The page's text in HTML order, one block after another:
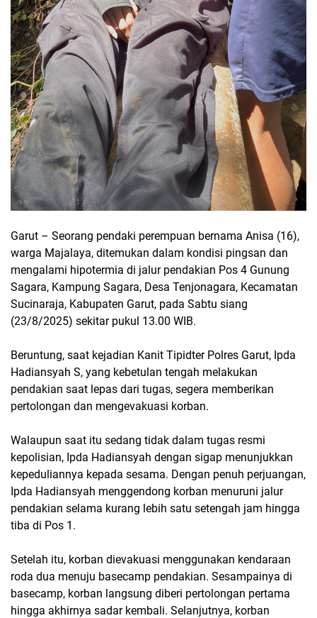
Garut – Seorang pendaki perempuan bernama Anisa (16),
warga Majalaya, ditemukan dalam kondisi pingsan dan
mengalami hipotermia di jalur pendakian Pos 4 Gunung
Sagara, Kampung Sagara, Desa Tenjonagara, Kecamatan
Sucinaraja, Kabupaten Garut, pada Sabtu siang
(23/8/2025) sekitar pukul 13.00 WIB.
Beruntung, saat kejadian Kanit Tipidter Polres Garut, Ipda
Hadiansyah S, yang kebetulan tengah melakukan
pendakian saat lepas dari tugas, segera memberikan
pertolongan dan mengevakuasi korban.
Walaupun saat itu sedang tidak dalam tugas resmi
kepolisian, Ipda Hadiansyah dengan sigap menunjukkan
kepeduliannya kepada sesama. Dengan penuh perjuangan,
Ipda Hadiansyah menggendong korban menuruni jalur
pendakian selama kurang lebih satu setengah jam hingga
tiba di Pos 1.
Setelah itu, korban dievakuasi menggunakan kendaraan
roda dua menuju basecamp pendakian. Sesampainya di
basecamp, korban langsung diberi pertolongan pertama
hingga akhirnya sadar kembali. Selanjutnya, korban